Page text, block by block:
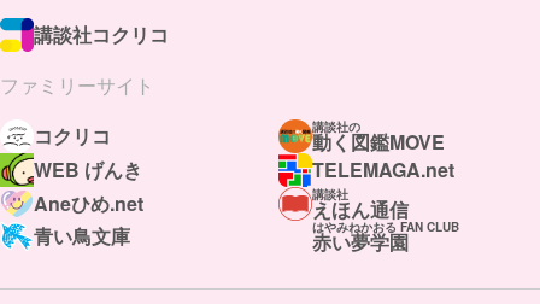
講談社コクリコ
ファミリーサイト
コクリコ
講談社の
動く図鑑MOVE
WEB げんき
TELEMAGA.net
Aneひめ.net
講談社
えほん通信
青い鳥文庫
はやみねかおる FAN CLUB
赤い夢学園